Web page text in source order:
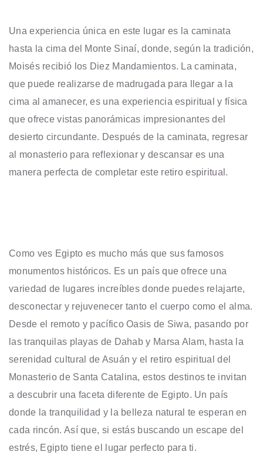
Una experiencia única en este lugar es la caminata
hasta la cima del Monte Sinaí, donde, según la tradición,
Moisés recibió los Diez Mandamientos. La caminata,
que puede realizarse de madrugada para llegar a la
cima al amanecer, es una experiencia espiritual y física
que ofrece vistas panorámicas impresionantes del
desierto circundante. Después de la caminata, regresar
al monasterio para reflexionar y descansar es una
manera perfecta de completar este retiro espiritual.
Como ves Egipto es mucho más que sus famosos
monumentos históricos. Es un país que ofrece una
variedad de lugares increíbles donde puedes relajarte,
desconectar y rejuvenecer tanto el cuerpo como el alma.
Desde el remoto y pacífico Oasis de Siwa, pasando por
las tranquilas playas de Dahab y Marsa Alam, hasta la
serenidad cultural de Asuán y el retiro espiritual del
Monasterio de Santa Catalina, estos destinos te invitan
a descubrir una faceta diferente de Egipto. Un país
donde la tranquilidad y la belleza natural te esperan en
cada rincón. Así que, si estás buscando un escape del
estrés, Egipto tiene el lugar perfecto para ti.